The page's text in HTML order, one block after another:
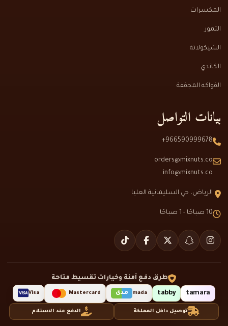
المكسرات
التمور
الشيكولاتة
الكاندي
الفواكه المجففة
بيانات التواصل
966590999678+
orders@mixnuts.co
info@mixnuts.co
الرياض، حي السليمانية العليا
10 صباحًا - 1 صباحًا
طرق دفع آمنة وخيارات تقسيط متاحة
Visa Mastercard مدى mada tabby tamara
الدفع عند الاستلام توصيل داخل المملكة